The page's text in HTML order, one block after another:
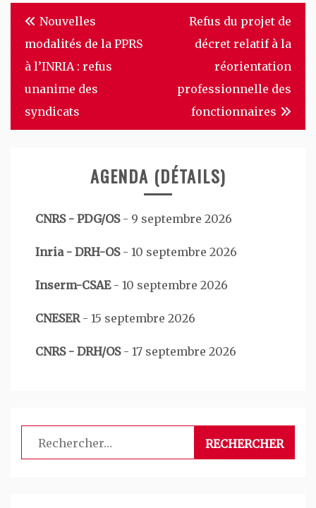
Navigation
l’article
Nouvelles
modalités de la PPRS
à l’INRIA : refus
unanime des
syndicats
Refus du projet de
décret relatif à la
réorientation
professionnelle des
fonctionnaires
AGENDA (DÉTAILS)
CNRS - PDG/OS- 9 septembre 2026
Inria - DRH-OS- 10 septembre 2026
Inserm-CSAE- 10 septembre 2026
CNESER- 15 septembre 2026
CNRS - DRH/OS- 17 septembre 2026
Rechercher :